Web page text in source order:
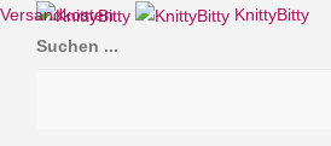
KnittyBitty
Suchen ...
Versandkosten